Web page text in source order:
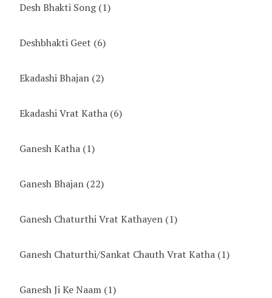
Desh Bhakti Song(1)
Deshbhakti Geet (6)
Ekadashi Bhajan (2)
Ekadashi Vrat Katha (6)
Ganesh Katha (1)
Ganesh Bhajan (22)
Ganesh Chaturthi Vrat Kathayen (1)
Ganesh Chaturthi/Sankat Chauth Vrat Katha (1)
Ganesh Ji Ke Naam (1)